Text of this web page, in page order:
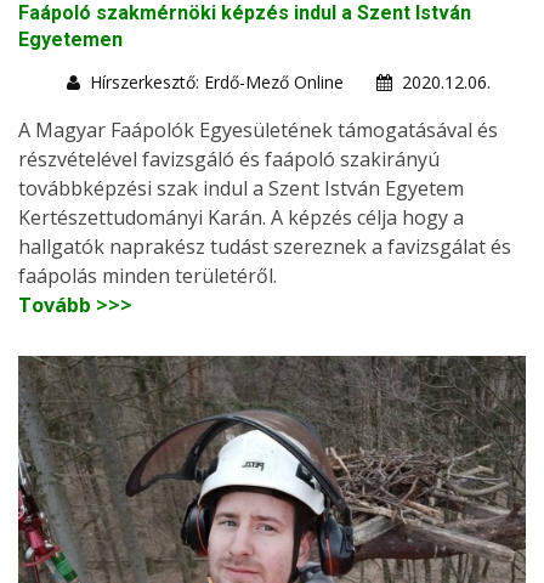
Faápoló szakmérnöki képzés indul a Szent István
Egyetemen
Hírszerkesztő: Erdő-Mező Online
2020.12.06.
A Magyar Faápolók Egyesületének támogatásával és
részvételével favizsgáló és faápoló szakirányú
továbbképzési szak indul a Szent István Egyetem
Kertészettudományi Karán. A képzés célja hogy a
hallgatók naprakész tudást szereznek a favizsgálat és
faápolás minden területéről.
Tovább >>>